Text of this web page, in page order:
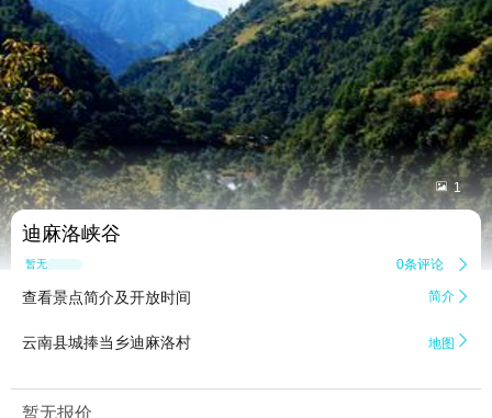
 1
迪麻洛峡谷
暂无点评 0条评论 
查看景点简介及开放时间 简介 
云南县城捧当乡迪麻洛村 地图 
暂无报价
